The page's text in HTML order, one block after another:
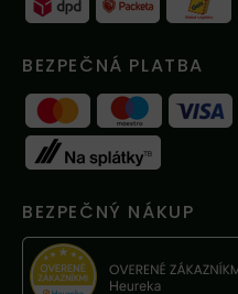
BEZPEČNÁ PLATBA
BEZPEČNÝ NÁKUP